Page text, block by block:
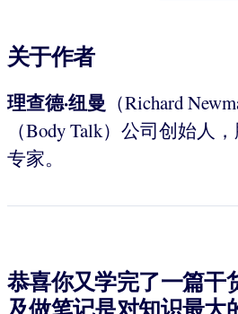
关于作者
理查德·纽曼 （Richard
（Body Talk）公司创始人
专家。
恭喜你又学完了一篇干
及做笔记是对知识最大